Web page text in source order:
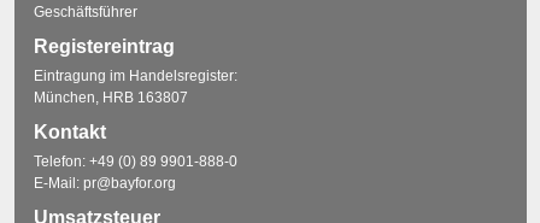
Geschäftsführer
Registereintrag
Eintragung im Handelsregister:
München, HRB 163807
Kontakt
Telefon: +49 (0) 89 9901-888-0
E-Mail: pr@bayfor.org
Umsatzsteuer